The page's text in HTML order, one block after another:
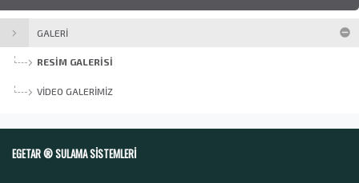
GALERI
RESIM GALERISI
VIDEO GALERIMIZ
EGETAR ® SULAMA SISTEMLERI